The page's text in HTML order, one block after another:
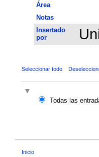
Área
Notas
Insertado
por
Seleccionar todo
Todas las
Inicio